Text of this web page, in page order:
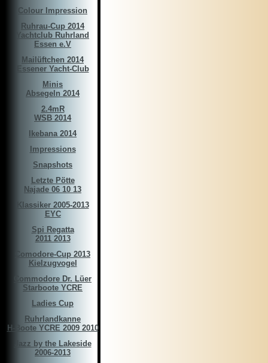
Colour Impression
Ruhrau-Cup 2014
Yachtclub Ruhrland
Essen e.V
Mailüftchen 2014
Essener Yacht-Club
Minis
Absegeln 2014
2.4mR
WSB 2014
Ikebana 2014
Impressions
Snapshots
Letzte Pötte
Najade 06 10 13
Klassiker 2005-2013
EYC
Spi Regatta
2011 2013
Comodore-Cup 2013
Kielzugvogel
Commodore Dr. Lüer
Starboote YCRE
Ladies Cup
Ruhrlandkanne
H-Boote YCRE 2009 2010
Jazz by the Lakeside
2006-2013